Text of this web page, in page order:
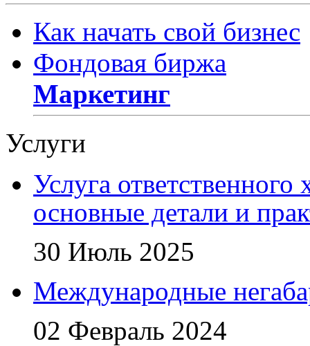
Как начать свой бизнес
Фондовая биржа
Маркетинг
Услуги
Услуга
основные детали и
30 Июль 2025
Международные
02 Февраль 2024